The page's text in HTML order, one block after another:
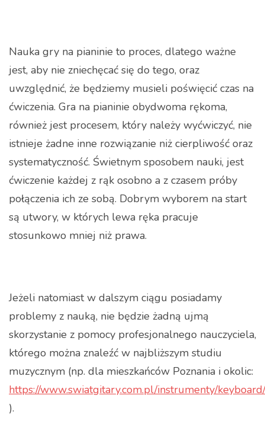
Nauka gry na pianinie to proces, dlatego ważne
jest, aby nie zniechęcać się do tego, oraz
uwzględnić, że będziemy musieli poświęcić czas na
ćwiczenia. Gra na pianinie obydwoma rękoma,
również jest procesem, który należy wyćwiczyć, nie
istnieje żadne inne rozwiązanie niż cierpliwość oraz
systematyczność. Świetnym sposobem nauki, jest
ćwiczenie każdej z rąk osobno a z czasem próby
połączenia ich ze sobą. Dobrym wyborem na start
są utwory, w których lewa ręka pracuje
stosunkowo mniej niż prawa.
Jeżeli natomiast w dalszym ciągu posiadamy
problemy z nauką, nie będzie żadną ujmą
skorzystanie z pomocy profesjonalnego nauczyciela,
którego można znaleźć w najbliższym studiu
muzycznym (np. dla mieszkańców Poznania i okolic:
https://www.swiatgitary.com.pl/instrumenty/keyboard/
).